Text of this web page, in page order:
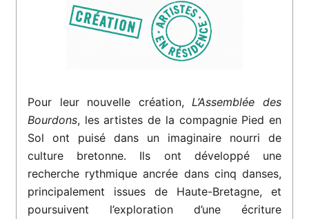
Pour leur nouvelle création, L’Assemblée des
Bourdons, les artistes de la compagnie Pied en
Sol ont puisé dans un imaginaire nourri de
culture bretonne. Ils ont développé une
recherche rythmique ancrée dans cinq danses,
principalement issues de Haute-Bretagne, et
poursuivent l’exploration d’une écriture